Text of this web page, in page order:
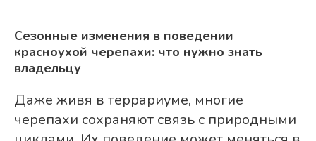
Сезонные изменения в поведении
красноухой черепахи: что нужно знать
владельцу
Даже живя в террариуме, многие
черепахи сохраняют связь с природными